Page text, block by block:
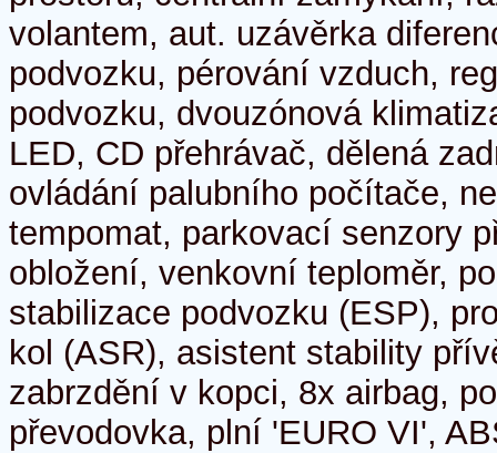
volantem, aut. uzávěrka
podvozku, pérování vzduch,
podvozku, dvouzónová
LED, CD přehrávač, dělená
ovládání palubního počítače,
tempomat, parkovací senzory
obložení, venkovní teploměr,
stabilizace podvozku (ESP),
kol (ASR), asistent stability
zabrzdění v kopci, 8x airbag,
převodovka, plní 'EURO VI',